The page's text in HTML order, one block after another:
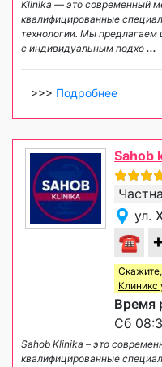
Klinika — это современный
квалифицированные
технологии. Мы предлагаем
с индивидуальным подхо ...
>>> Подробнее
Sahob
ул.
☎
Клиникс
Время
Сб
Sahob Klinika – это
квалифицированные